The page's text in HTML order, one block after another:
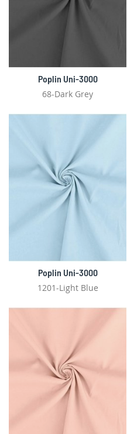
Poplin Uni-3000
68-Dark Grey
Poplin Uni-3000
1201-Light Blue